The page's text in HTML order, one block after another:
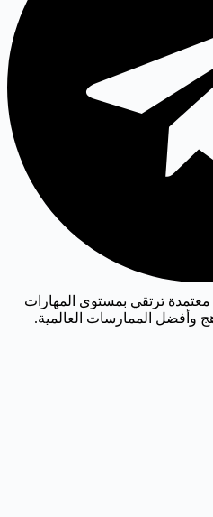
معتمدة ترتقي بمستوى المهارات
وأفضل الممارسات العالمية.